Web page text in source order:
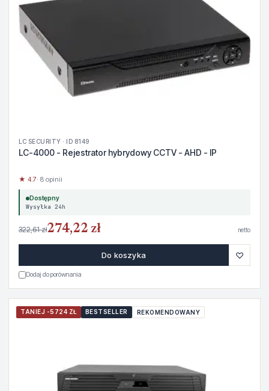
LC SECURITY · ID 8149
LC-4000 - Rejestrator hybrydowy CCTV - AHD - IP
★ 4.7· 8 opinii
Dostępny
Wysyłka 24h
322,61 zł274,22 zł netto
Do koszyka ♡
Dodaj do porównania
TANIEJ -5724 ZŁ BESTSELLER REKOMENDOWANY